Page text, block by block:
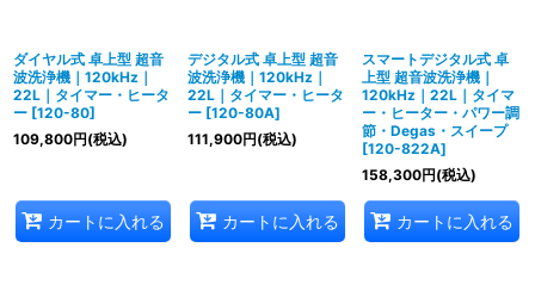
ダイヤル式 卓上型 超音
波洗浄機｜120kHz｜
22L｜タイマー・ヒータ
ー [120-80]
109,800円(税込)
カートに入れる
デジタル式 卓上型 超音
波洗浄機｜120kHz｜
22L｜タイマー・ヒータ
ー [120-80A]
111,900円(税込)
カートに入れる
スマートデジタル式 卓
上型 超音波洗浄機｜
120kHz｜22L｜タイマ
ー・ヒーター・パワー調
節・Degas・スイープ
[120-822A]
158,300円(税込)
カートに入れる